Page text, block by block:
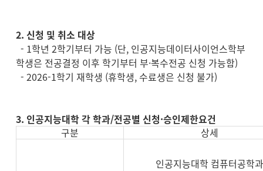
2. 신청 및 취소 대상
- 1학년 2학기부터 가능 (단, 인공지능데이터사이언스학부
학생은 전공결정 이후 학기부터 부·복수전공 신청 가능함)
- 2026-1학기 재학생 (휴학생, 수료생은 신청 불가)
3. 인공지능대학 각 학과/전공별 신청·승인제한요건
구분
상세
인공지능대학 컴퓨터공학과